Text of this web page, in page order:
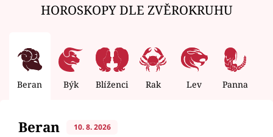
HOROSKOPY DLE ZVĚROKRUHU
Beran Býk Blíženci Rak Lev Panna
Beran 10. 8. 2026